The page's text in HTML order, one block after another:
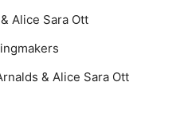
Alice Sara Ott
& Alice Sara Ott